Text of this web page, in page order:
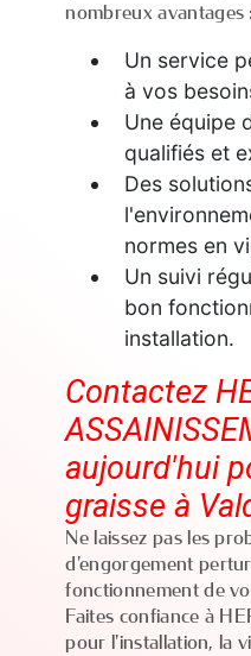
nombreux avantages :
Un service
à vos
Une équipe
qualifiés et
Des
normes en
Un suivi
bon
installation.
Contactez
aujourd'hui
graisse à
Ne laissez pas les
d'engorgement
fonctionnement de
Faites confiance à
pour l'installation, la